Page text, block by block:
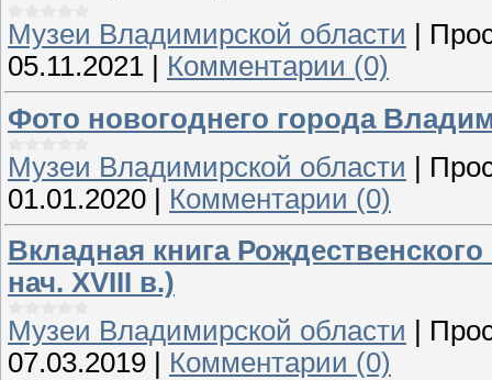
Музеи Владимирской области
05.11.2021
Комментарии (0)
Фото новогоднего города
Музеи Владимирской области |
01.01.2020 | Комментарии (0)
Вкладная книга
нач. XVIII в.)
Музеи Владимирской области
07.03.2019
Комментарии (0)